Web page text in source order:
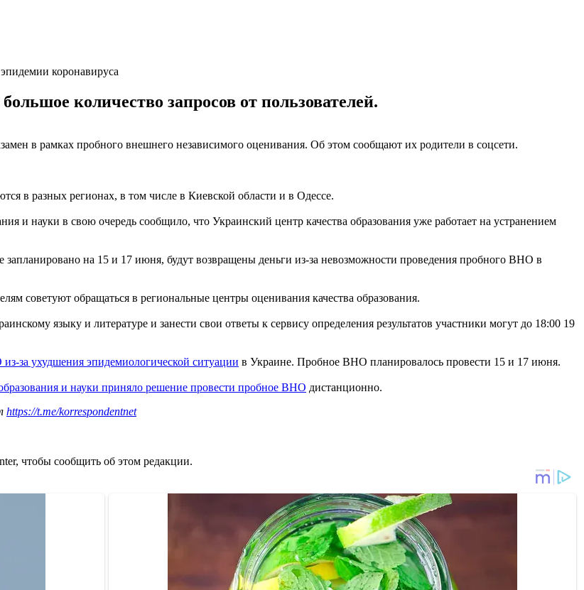
коронавируса
количество запросов от пользователей.
в рамках пробного внешнего независимого оценивания. Об этом сообщают их родители в соцсети.
в разных регионах, в том числе в Киевской области и в Одессе.
и науки в свою очередь сообщило, что Украинский центр качества образования уже работает на устранением
на 15 и 17 июня, будут возвращены деньги из-за невозможности проведения пробного ВНО в
советуют обращаться в региональные центры оценивания качества образования.
языку и литературе и занести свои ответы к сервису определения результатов участники могут до 18:00 19
за ухудшения эпидемиологической ситуации в Украине. Пробное ВНО планировалось провести 15 и 17 июня.
и науки приняло решение провести пробное ВНО дистанционно.
https://t.me/korrespondentnet
чтобы сообщить об этом редакции.